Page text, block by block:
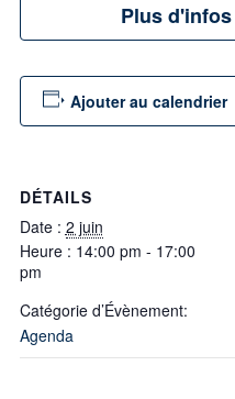
Plus
Ajouter au calendrier
DÉTAILS
Date : 2 juin
Heure : 14:00 pm - 17:00
pm
Catégorie d’Évènement:
Agenda